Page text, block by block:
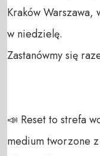
Kraków
w niedzielę.
Zastanówmy się
📣 Reset to strefa
medium tworzone